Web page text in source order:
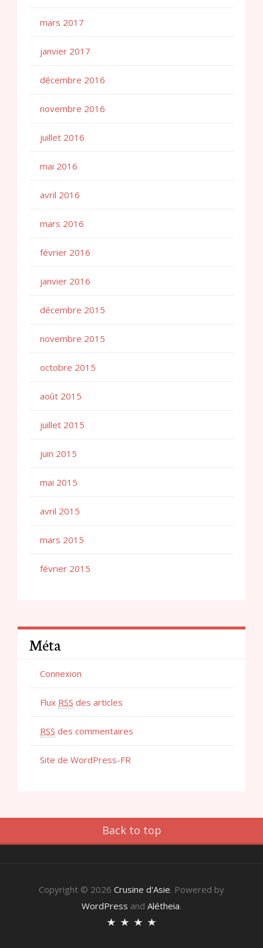
mars 2017
janvier 2017
décembre 2016
novembre 2016
juillet 2016
mai 2016
avril 2016
mars 2016
février 2016
janvier 2016
décembre 2015
novembre 2015
octobre 2015
août 2015
juillet 2015
juin 2015
mai 2015
avril 2015
mars 2015
février 2015
Méta
Connexion
Flux RSS des articles
RSS des commentaires
Site de WordPress-FR
Back to top
Copyright © 2026 Crusine d'Asie. Powered by
WordPress and Alétheia.
Accueil
A
Recettes